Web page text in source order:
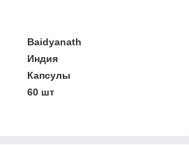
Baidyanath
Индия
Капсулы
60 шт